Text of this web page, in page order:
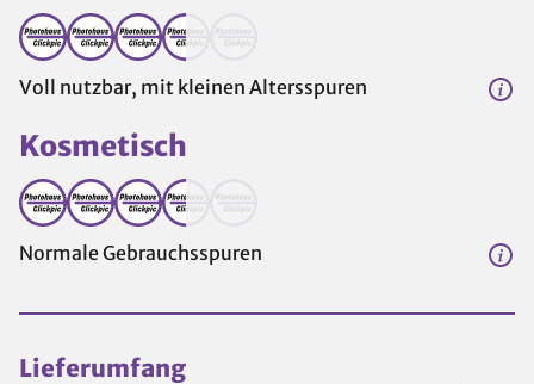
Voll nutzbar, mit kleinen Altersspuren
Kosmetisch
Normale Gebrauchsspuren
Lieferumfang